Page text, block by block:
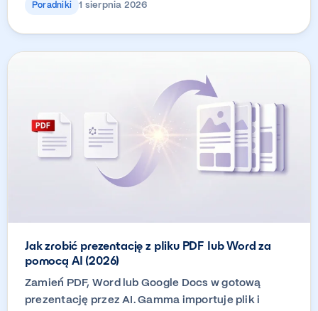
Poradniki 1 sierpnia 2026
Jak zrobić prezentację z pliku PDF lub Word za
pomocą AI (2026)
Zamień PDF, Word lub Google Docs w gotową
prezentację przez AI. Gamma importuje plik i